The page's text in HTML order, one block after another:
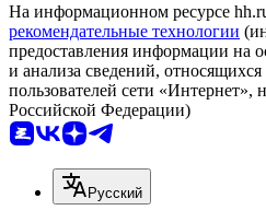
На информационном ресурсе
рекомендательные технологии
предоставления информации на
и анализа сведений,
пользователей сети «Интернет»,
Российской Федерации)
Русский